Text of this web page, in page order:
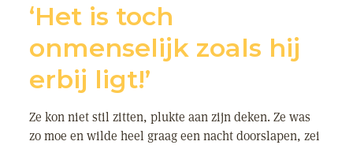
‘Het is toch
onmenselijk zoals hij
erbij ligt!’
Ze kon niet stil zitten, plukte aan zijn deken. Ze was
zo moe en wilde heel graag een nacht doorslapen, zei